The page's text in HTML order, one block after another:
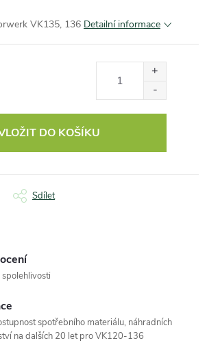
VK135, 136 Detailní informace
DO KOŠÍKU
Sdílet
spotřebního materiálu, náhradních
na dalších 20 let pro VK120-136